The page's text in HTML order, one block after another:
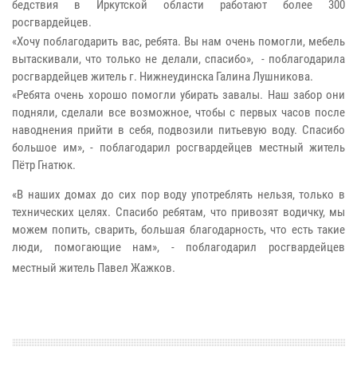
бедствия в Иркутской области работают более 300
росгвардейцев.
«Хочу поблагодарить вас, ребята. Вы нам очень помогли, мебель
вытаскивали, что только не делали, спасибо», - поблагодарила
росгвардейцев житель г. Нижнеудинска Галина Лушникова.
«Ребята очень хорошо помогли убирать завалы. Наш забор они
подняли, сделали все возможное, чтобы с первых часов после
наводнения прийти в себя, подвозили питьевую воду. Спасибо
большое им», - поблагодарил росгвардейцев местный житель
Пётр Гнатюк.
«В наших домах до сих пор воду употреблять нельзя, только в
технических целях. Спасибо ребятам, что привозят водичку, мы
можем попить, сварить, большая благодарность, что есть такие
люди, помогающие нам», - поблагодарил росгвардейцев
местный житель Павел Жажков.